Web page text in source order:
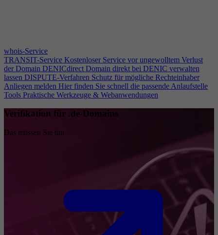
whois-Service
TRANSIT-Service Kostenloser Service vor ungewolltem Verlust
der Domain DENICdirect Domain direkt bei DENIC verwalten
lassen DISPUTE-Verfahren Schutz für mögliche Rechteinhaber
Anliegen melden Hier finden Sie schnell die passende Anlaufstelle
Tools Praktische Werkzeuge & Webanwendungen
Verifikation für .de-Domains
Das müssen Sie tun